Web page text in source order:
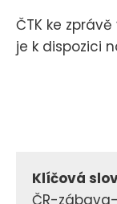
ČTK ke
je k dispozici
Klíčová